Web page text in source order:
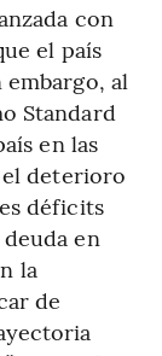
con
el país
al
Standard
en las
el deterioro
déficits
en
la
de